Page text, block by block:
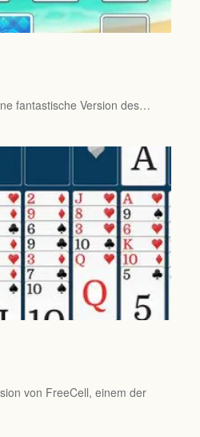
fantastische Version des…
von FreeCell, einem der